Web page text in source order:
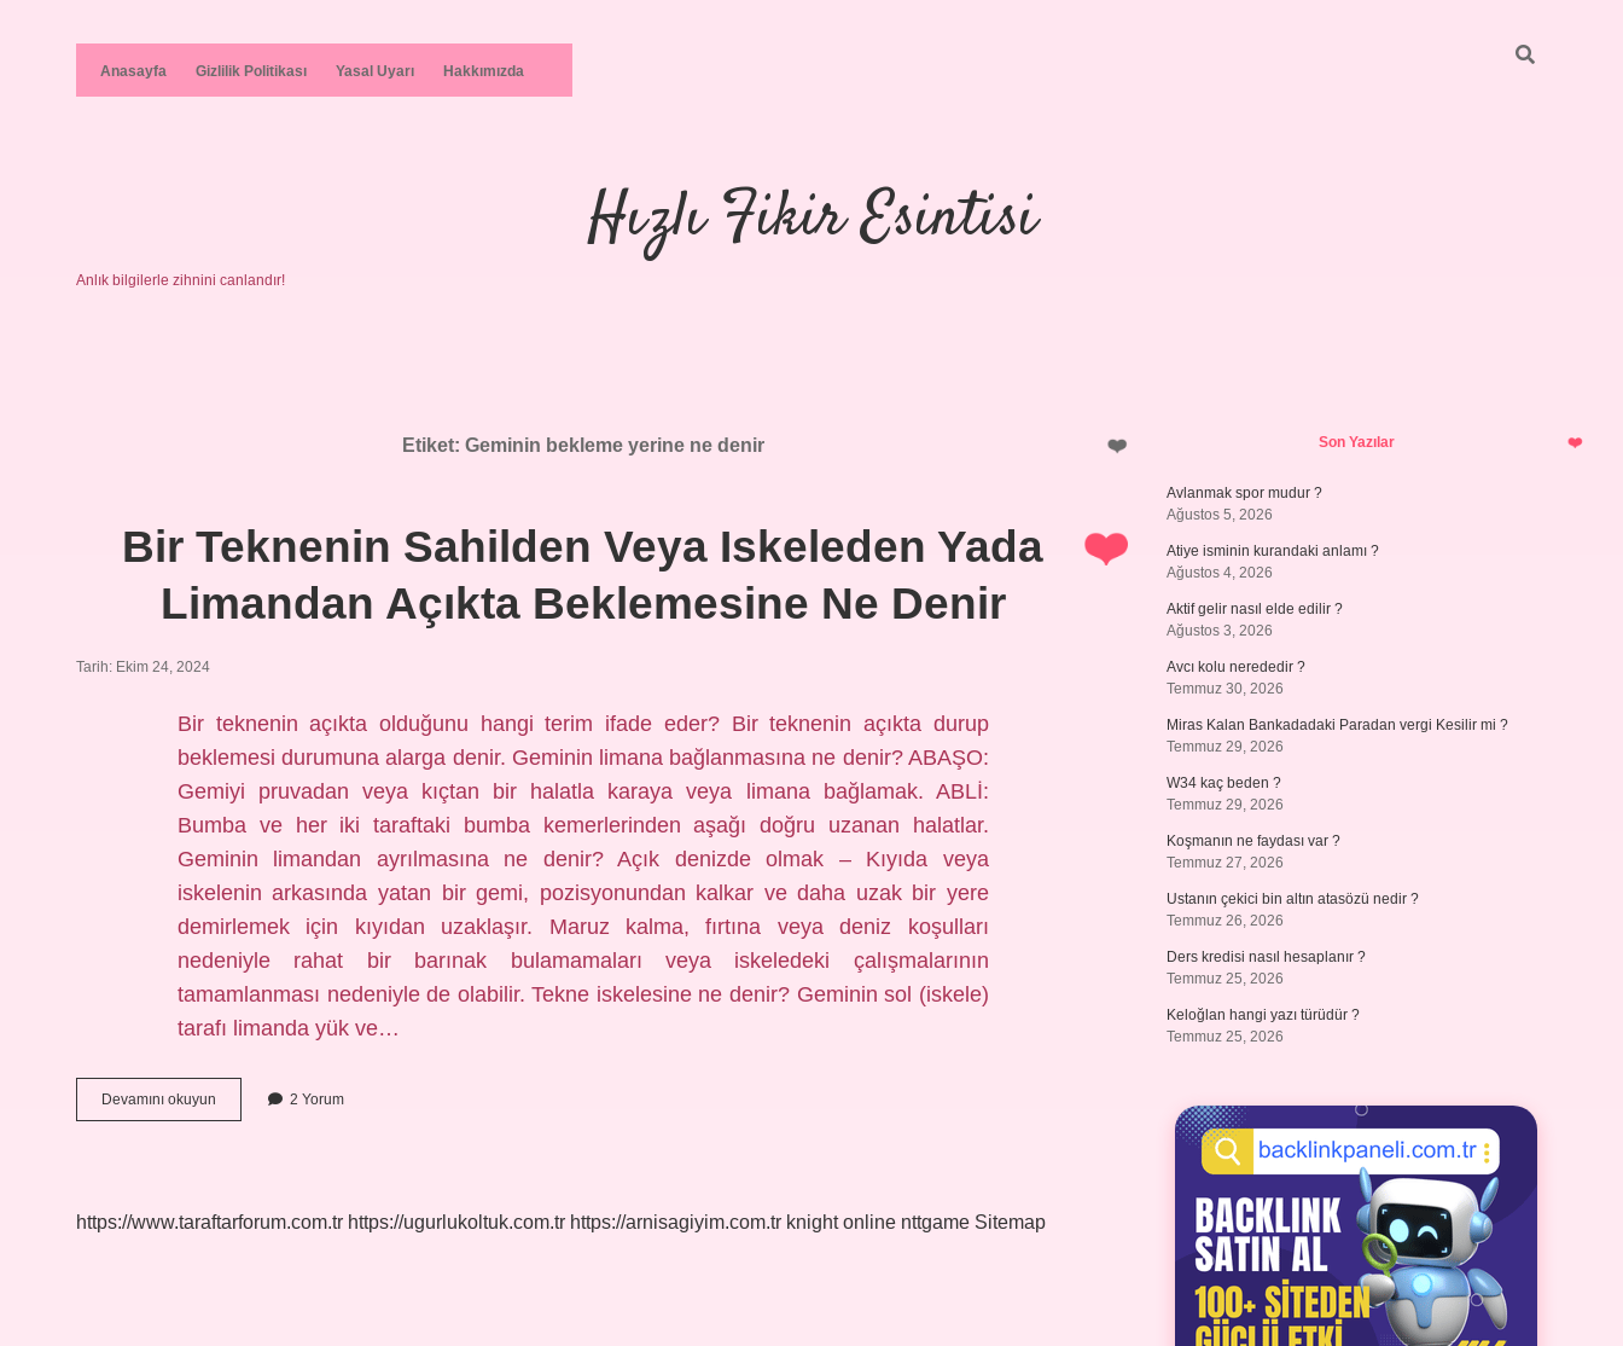
Anasayfa Gizlilik Politikası Yasal Uyarı Hakkımızda
Hızlı Fikir Esintisi
Anlık bilgilerle zihnini canlandır!
Etiket: Geminin bekleme yerine ne denir
Bir Teknenin Sahilden Veya Iskeleden Yada
Limandan Açıkta Beklemesine Ne Denir
Tarih: Ekim 24, 2024
Bir teknenin açıkta olduğunu hangi terim ifade eder? Bir teknenin açıkta durup
beklemesi durumuna alarga denir. Geminin limana bağlanmasına ne denir? ABAŞO:
Gemiyi pruvadan veya kıçtan bir halatla karaya veya limana bağlamak. ABLİ:
Bumba ve her iki taraftaki bumba kemerlerinden aşağı doğru uzanan halatlar.
Geminin limandan ayrılmasına ne denir? Açık denizde olmak – Kıyıda veya
iskelenin arkasında yatan bir gemi, pozisyonundan kalkar ve daha uzak bir yere
demirlemek için kıyıdan uzaklaşır. Maruz kalma, fırtına veya deniz koşulları
nedeniyle rahat bir barınak bulamamaları veya iskeledeki çalışmalarının
tamamlanması nedeniyle de olabilir. Tekne iskelesine ne denir? Geminin sol (iskele)
tarafı limanda yük ve…
Devamını okuyun
Teknenin
Limandan
2 Yorum
https://www.taraftarforum.com.tr https://ugurlukoltuk.com.tr https://arnisagiyim.com.tr knight online nttgame Sitemap
SidebarSon Yazılar
Avlanmak spor mudur ?
Ağustos 5, 2026
Atiye isminin kurandaki anlamı ?
Ağustos 4, 2026
Aktif gelir nasıl elde edilir ?
Ağustos 3, 2026
Avcı kolu nerededir ?
Temmuz 30, 2026
Miras Kalan Bankadadaki Paradan vergi Kesilir mi ?
Temmuz 29, 2026
W34 kaç beden ?
Temmuz 29, 2026
Koşmanın ne faydası var ?
Temmuz 27, 2026
Ustanın çekici bin altın atasözü nedir ?
Temmuz 26, 2026
Ders kredisi nasıl hesaplanır ?
Temmuz 25, 2026
Keloğlan hangi yazı türüdür ?
Temmuz 25, 2026